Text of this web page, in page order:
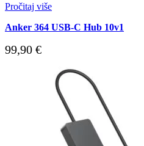
Pročitaj više
Anker 364 USB-C Hub 10v1
99,90 €